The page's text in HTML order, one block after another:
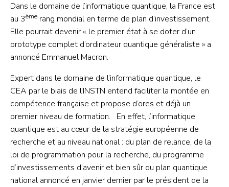
Dans le domaine de l’informatique quantique, la France est
au 3ème rang mondial en terme de plan d’investissement.
Elle pourrait devenir « le premier état à se doter d’un
prototype complet d’ordinateur quantique généraliste » a
annoncé Emmanuel Macron.
Expert dans le domaine de l’informatique quantique, le
CEA par le biais de l’INSTN entend faciliter la montée en
compétence française et propose d’ores et déjà un
premier niveau de formation. En effet, l’informatique
quantique est au cœur de la stratégie européenne de
recherche et au niveau national : du plan de relance, de la
loi de programmation pour la recherche, du programme
d’investissements d’avenir et bien sûr du plan quantique
national annoncé en janvier dernier par le président de la